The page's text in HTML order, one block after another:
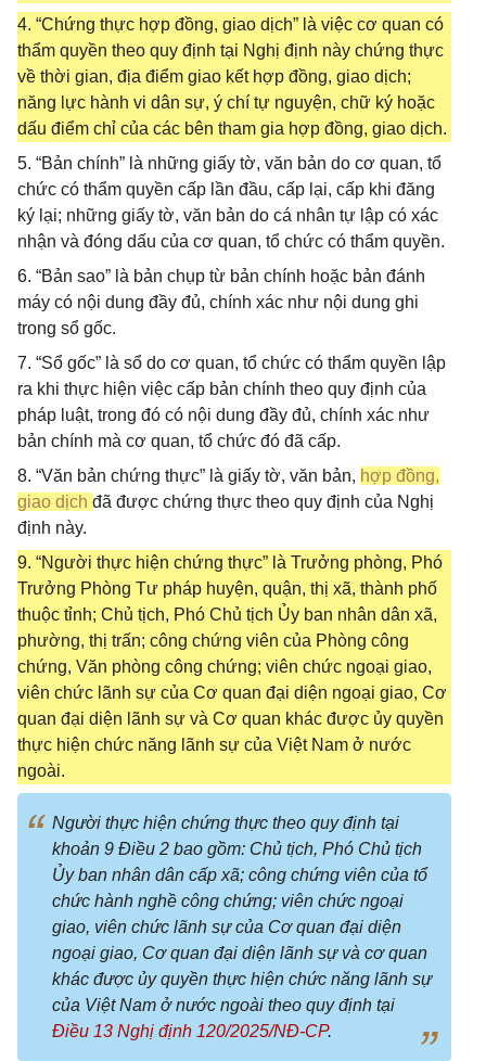
4. “Chứng thực hợp đồng, giao dịch” là việc cơ quan có
thẩm quyền theo quy định tại Nghị định này chứng thực
về thời gian, địa điểm giao kết hợp đồng, giao dịch;
năng lực hành vi dân sự, ý chí tự nguyện, chữ ký hoặc
dấu điểm chỉ của các bên tham gia hợp đồng, giao dịch.
5. “Bản chính” là những giấy tờ, văn bản do cơ quan, tổ
chức có thẩm quyền cấp lần đầu, cấp lại, cấp khi đăng
ký lại; những giấy tờ, văn bản do cá nhân tự lập có xác
nhận và đóng dấu của cơ quan, tổ chức có thẩm quyền.
6. “Bản sao” là bản chụp từ bản chính hoặc bản đánh
máy có nội dung đầy đủ, chính xác như nội dung ghi
trong sổ gốc.
7. “Sổ gốc” là sổ do cơ quan, tổ chức có thẩm quyền lập
ra khi thực hiện việc cấp bản chính theo quy định của
pháp luật, trong đó có nội dung đầy đủ, chính xác như
bản chính mà cơ quan, tổ chức đó đã cấp.
8. “Văn bản chứng thực” là giấy tờ, văn bản, hợp đồng,
giao dịch đã được chứng thực theo quy định của Nghị
định này.
9. “Người thực hiện chứng thực” là Trưởng phòng, Phó
Trưởng Phòng Tư pháp huyện, quận, thị xã, thành phố
thuộc tỉnh; Chủ tịch, Phó Chủ tịch Ủy ban nhân dân xã,
phường, thị trấn; công chứng viên của Phòng công
chứng, Văn phòng công chứng; viên chức ngoại giao,
viên chức lãnh sự của Cơ quan đại diện ngoại giao, Cơ
quan đại diện lãnh sự và Cơ quan khác được ủy quyền
thực hiện chức năng lãnh sự của Việt Nam ở nước
ngoài.
Người thực hiện chứng thực theo quy định tại
khoản 9 Điều 2 bao gồm: Chủ tịch, Phó Chủ tịch
Ủy ban nhân dân cấp xã; công chứng viên của tổ
chức hành nghề công chứng; viên chức ngoại
giao, viên chức lãnh sự của Cơ quan đại diện
ngoại giao, Cơ quan đại diện lãnh sự và cơ quan
khác được ủy quyền thực hiện chức năng lãnh sự
của Việt Nam ở nước ngoài theo quy định tại
Điều 13 Nghị định 120/2025/NĐ-CP.